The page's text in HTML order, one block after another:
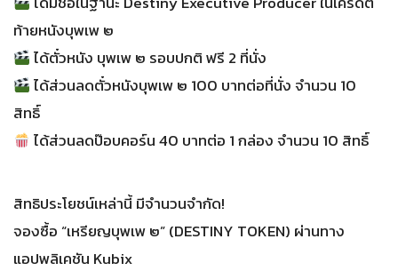
ท้ายหนังบุพเพ ๒
ได้ตั๋วหนัง บุพเพ ๒ รอบปกติ ฟรี 2 ที่นั่ง
ได้ส่วนลดตั๋วหนังบุพเพ ๒ 100 บาทต่อที่นั่ง จำนวน 10
สิทธิ์
ได้ส่วนลดป๊อบคอร์น 40 บาทต่อ 1 กล่อง จำนวน 10 สิทธิ์
สิทธิประโยชน์เหล่านี้ มีจำนวนจำกัด!
จองซื้อ “เหรียญบุพเพ ๒” (DESTINY TOKEN) ผ่านทาง
แอปพลิเคชัน Kubix